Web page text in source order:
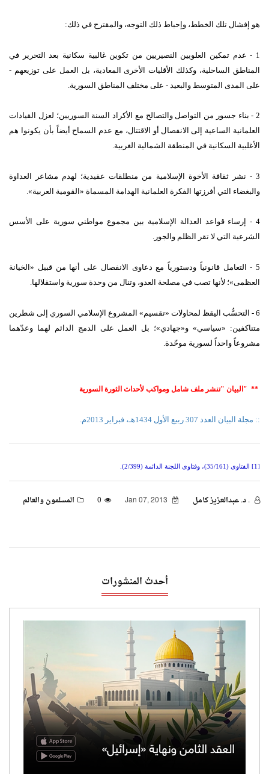
هو إفشال تلك الخطط، وإحباط ذلك التوجه، والمقترح في ذلك:
1 -
عدم تمكين العلويين النصيريين من تكوين غالبية سكانية بعد التحرير في
المناطق الساحلية، وكذلك الأقليات الأخرى المعادية، بل العمل على توزيعهم -
على المدى المتوسط والبعيد - على مختلف المناطق السورية
2 -
بناء جسور من التواصل والتصالح مع الأكراد السنة السوريين؛ لعزل القيادات
العلمانية الساعية إلى الانفصال أو الاقتتال، مع عدم السماح أيضاً بأن يكونوا هم
الأغلبية السكانية في المنطقة الشمالية الغربية.
3 -
نشر ثقافة الأخوة الإسلامية من منطلقات عقيدية؛ لهدم مشاعر العداوة
والبغضاء التي أفرزتها الفكرة العلمانية الهدامة المسماة «القومية العربية».
4 -
إرساء قواعد العدالة الإسلامية بين مجموع مواطني سورية على الأسس
الشرعية التي لا تقر الظلم والجور .
5 - التعامل قانونياً ودستورياً مع دعاوى الانفصال على أنها من قبيل «الخيانة
العظمى»؛ لأنها تصب في مصلحة العدو، وتنال من وحدة سورية واستقلالها
6 - التحسُّب اليقظ لمحاولات «تقسيم » المشروع الإسلامي السوري إلى شطرين
متناكفين: «سياسي» و«جهادي»؛ بل العمل على الدمج الدائم لهما وعدّهما
مشروعاً واحداً لسورية موحّدة
** "البيان "تنشر ملف شامل ومواكب لأحداث الثورة السورية
:: مجلة البيان العدد 307 ربيع الأول 1434هـ، فبراير 2013م.
[1] الفتاوى (35/161)، وفتاوى اللجنة الدائمة (2/399).
. د. عبدالعزيز كامل 0 المسلمون والعالم
أحدث المنشورات